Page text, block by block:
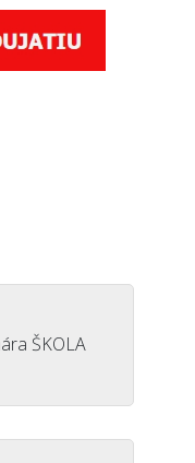
ŠKOLA